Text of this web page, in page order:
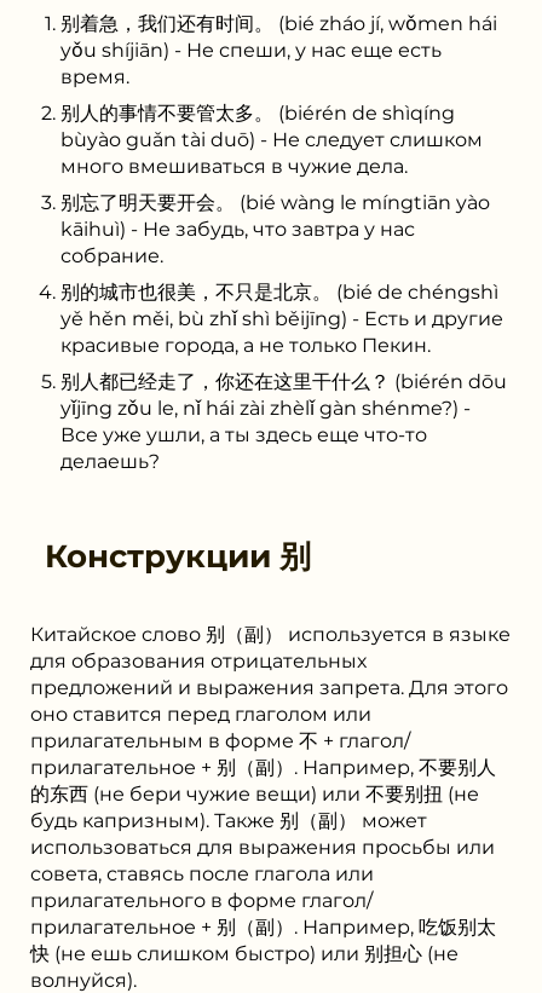
别着急，我们还有时间。 (bié zháo jí, wǒmen hái
yǒu shíjiān) - Не спеши, у нас еще есть
время.
别人的事情不要管太多。 (biérén de shìqíng
bùyào guǎn tài duō) - Не следует слишком
много вмешиваться в чужие дела.
别忘了明天要开会。 (bié wàng le míngtiān yào
kāihuì) - Не забудь, что завтра у нас
собрание.
别的城市也很美，不只是北京。 (bié de chéngshì
yě hěn měi, bù zhǐ shì běijīng) - Есть и другие
красивые города, а не только Пекин.
别人都已经走了，你还在这里干什么？ (biérén dōu
yǐjīng zǒu le, nǐ hái zài zhèlǐ gàn shénme?) -
Все уже ушли, а ты здесь еще что-то
делаешь?
Конструкции 别
Китайское слово 别（副） используется в языке
для образования отрицательных
предложений и выражения запрета. Для этого
оно ставится перед глаголом или
прилагательным в форме 不 + глагол/
прилагательное + 别（副）. Например, 不要别人
的东西 (не бери чужие вещи) или 不要别扭 (не
будь капризным). Также 别（副） может
использоваться для выражения просьбы или
совета, ставясь после глагола или
прилагательного в форме глагол/
прилагательное + 别（副）. Например, 吃饭别太
快 (не ешь слишком быстро) или 别担心 (не
волнуйся).